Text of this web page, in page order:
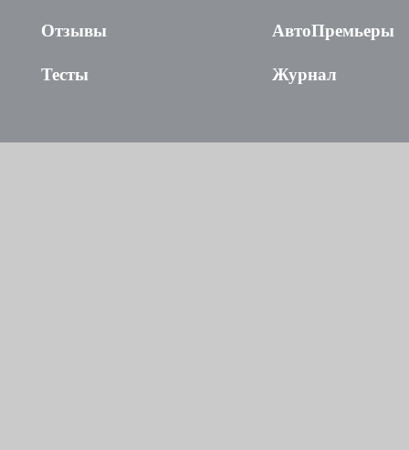
Отзывы
Тесты
АвтоПремьеры
Журнал